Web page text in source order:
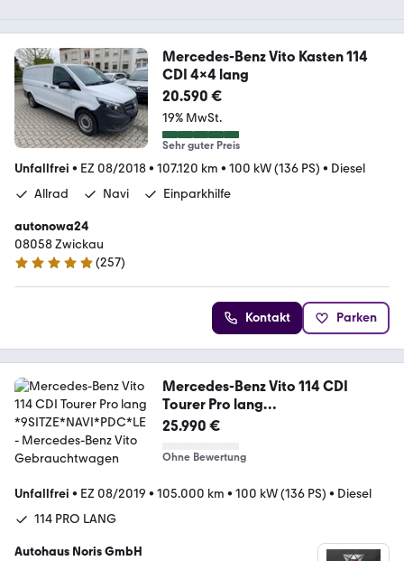
Mercedes-Benz Vito Kasten 114
CDI 4x4 lang
20.590 €
19% MwSt.
Sehr guter Preis
Unfallfrei • EZ 08/2018• 107.120 km • 100 kW (136 PS) • Diesel
Allrad
Navi Einparkhilfe
autonowa24
08058 Zwickau
4.8 Sterne
(257)
Kontakt Parken
Mercedes-Benz Vito 114 CDI
Tourer Pro lang
*9SITZE*NAVI*PDC*LE
25.990 €
Ohne Bewertung
Unfallfrei • EZ 08/2019 • 105.000 km • 100 kW (136 PS) • Diesel
114 PRO LANG
Autohaus Noris GmbH